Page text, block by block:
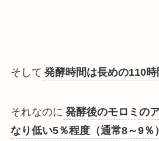
そして 発酵時間は長めの110
それなのに 発酵後のモロミの
なり低い5％程度（通常8～9％）